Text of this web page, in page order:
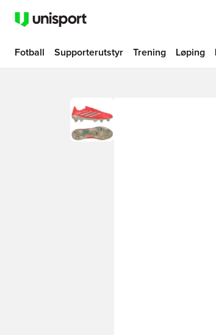
Fotball Supporterutstyr Trening Løping